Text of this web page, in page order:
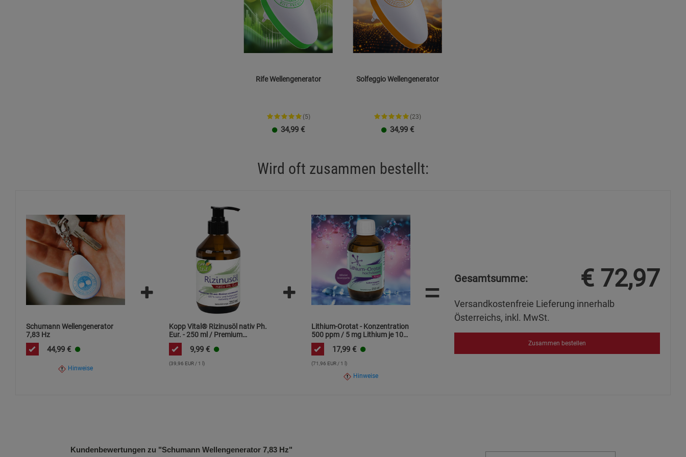
Nicht in feuchter Umgebung oder in der Nähe von Wasser verwenden – Kurzschlussgefahr.
Nur gemäß Gebrauchsanweisung und ausschließlich zur Erzeugung elektromagnetischer Wellen verwenden – nicht
Nur mit der angegebenen Netzspannung betreiben – keine Abweichungen zulässig.
Plug-in-Stecker nur in Innenräumen verwenden – er ist sofort aktiv, sobald er eingesteckt ist.
Bei Schäden oder Fehlfunktionen Gerät nicht weiterverwenden und Hersteller kontaktieren.
Dieses Produkt unterliegt der Richtlinie 2012/19/EU (WEEE). Elektrogeräte dürfen nicht über den Hausmüll entsorgt werden
– die Entsorgung hat über zugelassene Sammelstellen zu erfolgen.
Der integrierte Akku (nur TO GO-Version) darf nur von autorisierten Fachstellen entnommen werden.
Die CE-Kennzeichnung bestätigt die Einhaltung der geltenden EU-Richtlinien für elektrische Betriebsmittel.
Rife Wellengenerator
(5)
34,99 €
Solfeggio Wellengenerator
(23)
34,99 €
Wird oft zusammen bestellt:
Schumann Wellengenerator
7,83 Hz
44,99 €
Hinweise
Kopp Vital® Rizinusöl nativ Ph.
Eur. - 250 ml / Premium
Qualität / kaltgepresst / frei
von Alkaloiden
9,99 €
(39,96 EUR / 1 l)
Lithium-Orotat - Konzentration
500 ppm / 5 mg Lithium je 10
ml / hochdosiert
17,99 €
(71,96 EUR / 1 l)
Hinweise
= Gesamtsumme: € 72,97
Versandkostenfreie Lieferung innerhalb
Österreichs, inkl. MwSt.
Zusammen bestellen
Kundenbewertungen zu "Schumann Wellengenerator 7,83 Hz"